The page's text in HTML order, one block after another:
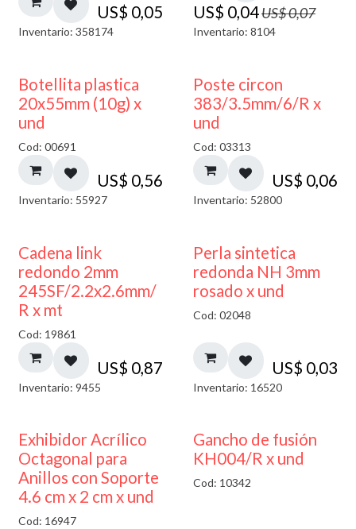
US$ 0,05
Inventario: 358174
US$ 0,04US$0,07
Inventario: 8104
Botellita plastica
20x55mm (10g) x
und
Cod: 00691
US$ 0,56
Inventario: 55927
Poste circon
383/3.5mm/6/R x
und
Cod: 03313
US$ 0,06
Inventario: 52800
Cadena link
redondo 2mm
245SF/2.2x2.6mm/
R x mt
Cod: 19861
US$ 0,87
Inventario: 9455
Perla sintetica
redonda NH 3mm
rosado x und
Cod: 02048
US$ 0,03
Inventario: 16520
50% DESCUENTO
Exhibidor Acrílico
Octagonal para
Anillos con Soporte
4.6 cm x 2 cm x und
Cod: 16947
Gancho de fusión
KH004/R x und
Cod: 10342